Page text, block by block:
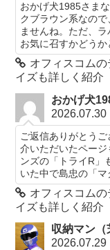
おかげ犬1985さま
クブラウン系なの
ませんね。ただ、
お気に召すかどう
オフィスコム
イズも詳しく紹介
おかげ犬
2026.07.30
ご返信ありがとう
介いただいたペー
ンズの「トライR」
いた中で島忠の「マ
オフィスコム
イズも詳しく紹介
収納マン（
2026.07.29